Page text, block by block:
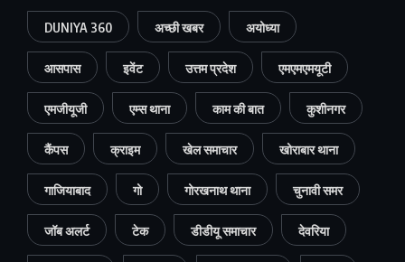
DUNIYA 360 अच्छी खबर अयोध्या
आसपास इवेंट उत्तम प्रदेश एमएमएमयूटी
एमजीयूजी एम्स थाना काम की बात कुशीनगर
कैंपस क्राइम खेल समाचार खोराबार थाना
गाजियाबाद गो गोरखनाथ थाना चुनावी समर
जॉब अलर्ट टेक डीडीयू समाचार देवरिया